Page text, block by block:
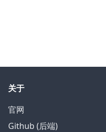
关于
官网
Github (后端)